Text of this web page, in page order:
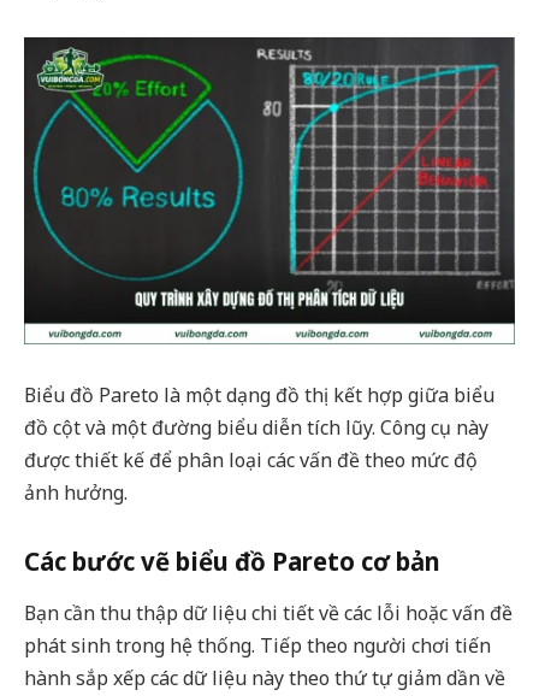
Biểu đồ Pareto là một dạng đồ thị kết hợp giữa biểu
đồ cột và một đường biểu diễn tích lũy. Công cụ này
được thiết kế để phân loại các vấn đề theo mức độ
ảnh hưởng.
Các bước vẽ biểu đồ Pareto cơ bản
Bạn cần thu thập dữ liệu chi tiết về các lỗi hoặc vấn đề
phát sinh trong hệ thống. Tiếp theo người chơi tiến
hành sắp xếp các dữ liệu này theo thứ tự giảm dần về